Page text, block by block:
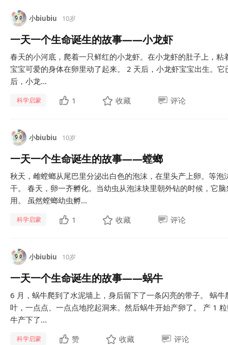
小biubiu 10岁
一天一个生命诞生的故事——小龙虾
春天的小河底，爬着一只鲜红的小龙虾。在小龙虾的肚子上，
宝宝可爱的身体在卵里动了起来。 2 天后，小龙虾宝宝出生。
后，小龙...
科学启蒙 1 收藏 评论
小biubiu 10岁
一天一个生命诞生的故事——螳螂
秋天，雌螳螂从尾巴里分泌出白色的泡沫，在里头产上卵。等
干。 春天，卵一齐孵化。当幼虫从泡沫块里朝外钻的时候，它
用。 虽然螳螂幼虫孵...
科学启蒙 1 收藏 评论
小biubiu 10岁
一天一个生命诞生的故事——蜗牛
6 月，蜗牛爬到了水泥墙上，身后留下了一条闪亮的带子。 蜗
叶，一点点、一点点地挖起洞来。然后蜗牛开始产卵了。 产 1
牛产下了...
科学启蒙 赞 收藏 评论